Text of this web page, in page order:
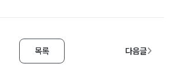
목록 다음글